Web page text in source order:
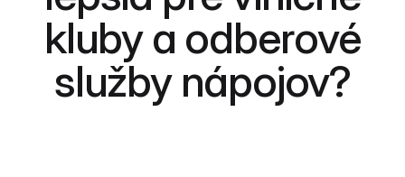
kluby a odberové
služby nápojov?